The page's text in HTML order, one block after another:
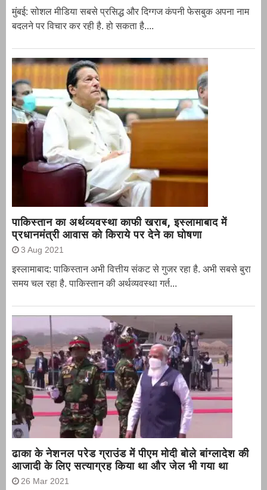
मुंबई: सोशल मीडिया सबसे प्रसिद्ध और दिग्गज कंपनी फेसबुक अपना नाम
बदलने पर विचार कर रही है. हो सकता है....
पाकिस्तान का अर्थव्यवस्था काफी खराब, इस्लामाबाद में
प्रधानमंत्री आवास को किराये पर देने का घोषणा
3 Aug 2021
इस्लामाबाद: पाकिस्तान अभी वित्तीय संकट से गुजर रहा है. अभी सबसे बुरा
समय चल रहा है. पाकिस्तान की अर्थव्यवस्था गर्त...
ढाका के नेशनल परेड ग्राउंड में पीएम मोदी बोले बांग्लादेश की
आजादी के लिए सत्याग्रह किया था और जेल भी गया था
26 Mar 2021